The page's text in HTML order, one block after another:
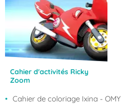
Cahier d'activités Ricky
Zoom
Cahier de coloriage Ixina - OMY